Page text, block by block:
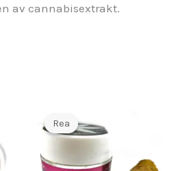
av cannabisextrakt.
Rea
Rea